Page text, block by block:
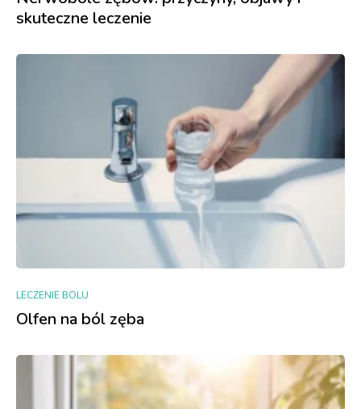
skuteczne leczenie
LECZENIE BOLU
Olfen na ból zęba